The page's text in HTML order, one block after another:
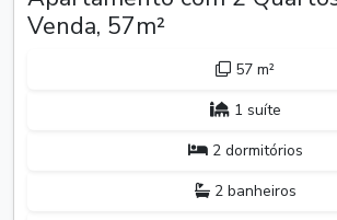
Venda, 57m²
57 m²
1 suíte
2 dormitórios
2 banheiros